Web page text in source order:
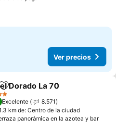
Ver precios
Agregar a favoritos
Dorado La 70
Excelente
8.571
km de: Centro de la ciudad
panorámica en la azotea y barVer